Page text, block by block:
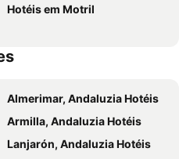
Fiestas en honor a San Francisco Serrano
Los Parrales
Cortijo Grande
Piedras Redondas
Hotéis em Motril
Almerimar, Andaluzia Hotéis
Armilla, Andaluzia Hotéis
Lanjarón, Andaluzia Hotéis